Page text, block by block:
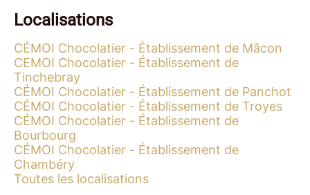
Localisations
CÉMOI Chocolatier - Établissement de Mâcon
CEMOI Chocolatier - Établissement de
Tinchebray
CÉMOI Chocolatier - Établissement de Panchot
CÉMOI Chocolatier - Établissement de Troyes
CÉMOI Chocolatier - Établissement de
Bourbourg
CÉMOI Chocolatier - Établissement de
Chambéry
Toutes les localisations